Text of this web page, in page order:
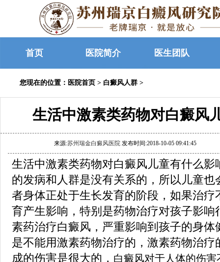
首页 医院简介 医生团队
您现在的位置： 医院首页 > 白癜风人群 >
生活中激素类药物对白癜风
来源:苏州瑞金白癜风医院 发布时间:2018-10-05 09:41:45
生活中激素类药物对白癜风儿童有什么影
的发病和人群是没有关系的，所以儿童也
者身体正处于生长发育的阶段，如果治疗
育产生影响，特别是药物治疗对孩子影响
素药治疗白癜风，严重影响到孩子的身体
是不能用激素药物治疗的，激素药物治疗
成的伤害是很大的， 白癜风对于人体的伤